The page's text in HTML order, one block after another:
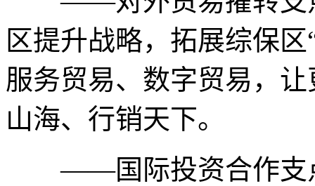
区提升战略，拓展综保
服务贸易、数字贸易，
山海、行销天下。
——国际投资合作支点